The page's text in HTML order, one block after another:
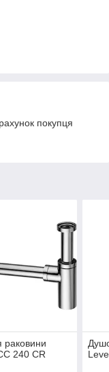
покупця
240 CR